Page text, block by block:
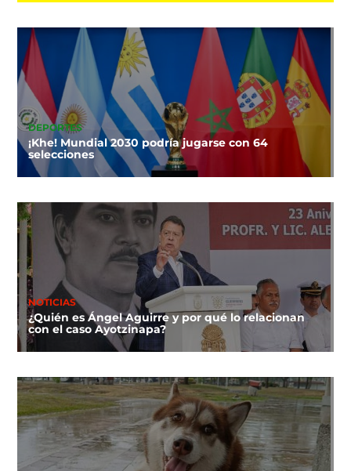
DEPORTES
¡Khe! Mundial 2030 podría jugarse con 64
selecciones
NOTICIAS
¿Quién es Ángel Aguirre y por qué lo relacionan
con el caso Ayotzinapa?